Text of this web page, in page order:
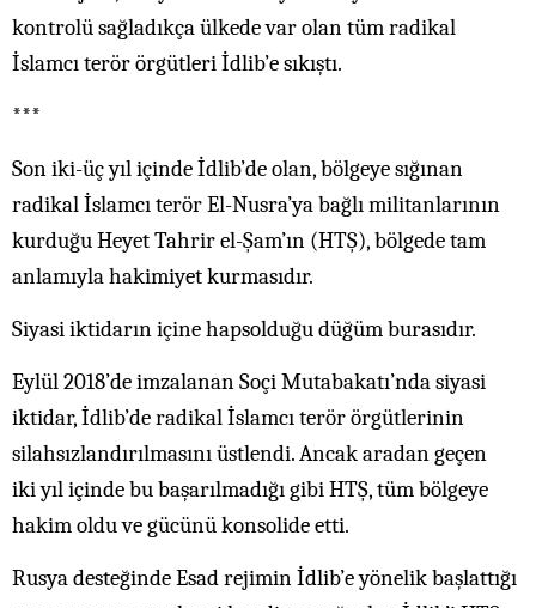
kontrolü sağladıkça ülkede var olan tüm radikal
İslamcı terör örgütleri İdlib’e sıkıştı.
***
Son iki-üç yıl içinde İdlib’de olan, bölgeye sığınan
radikal İslamcı terör El-Nusra’ya bağlı militanlarının
kurduğu Heyet Tahrir el-Şam’ın (HTŞ), bölgede tam
anlamıyla hakimiyet kurmasıdır.
Siyasi iktidarın içine hapsolduğu düğüm burasıdır.
Eylül 2018’de imzalanan Soçi Mutabakatı’nda siyasi
iktidar, İdlib’de radikal İslamcı terör örgütlerinin
silahsızlandırılmasını üstlendi. Ancak aradan geçen
iki yıl içinde bu başarılmadığı gibi HTŞ, tüm bölgeye
hakim oldu ve gücünü konsolide etti.
Rusya desteğinde Esad rejimin İdlib’e yönelik başlattığı